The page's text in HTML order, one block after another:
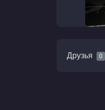
Друзья 0